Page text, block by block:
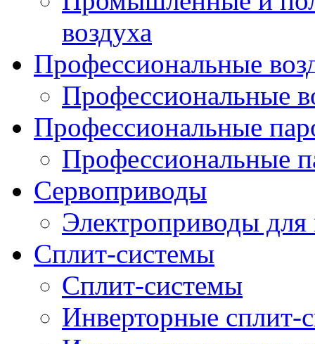
воздуха
Профессиональные
Профессиональные
Профессиональные
Профессиональные
Сервоприводы
Электроприводы
Сплит-системы
Cплит-системы
Инверторные сплит-